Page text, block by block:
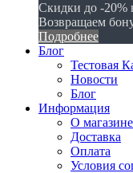
Скидки до -20%
Возвращаем
Подробнее
Блог
Тестовая
Новости
Блог
Информация
О магазине
Доставка
Оплата
Условия